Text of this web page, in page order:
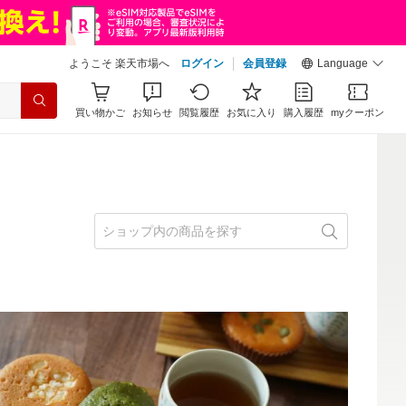
ようこそ 楽天市場へ ログイン 会員登録 Language
買い物かご お知らせ 閲覧履歴 お気に入り 購入履歴 myクーポン